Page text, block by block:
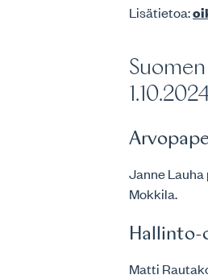
Lisätietoa:
Janne Lauha
Mokkila.
Hallinto-
Matti